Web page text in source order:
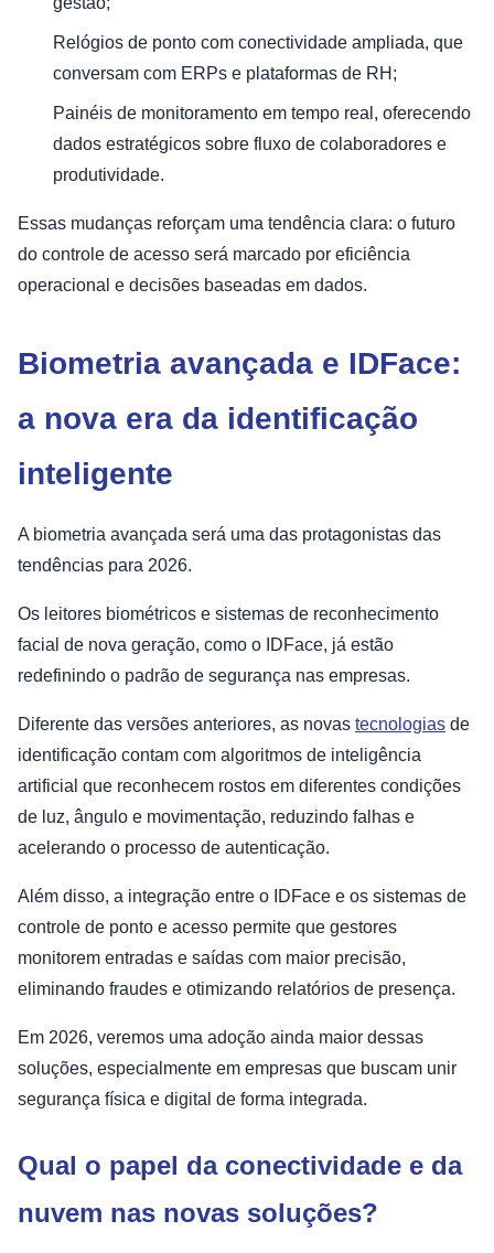
Relógios de ponto com conectividade ampliada, que
conversam com ERPs e plataformas de RH;
Painéis de monitoramento em tempo real, oferecendo
dados estratégicos sobre fluxo de colaboradores e
produtividade.
Essas mudanças reforçam uma tendência clara: o futuro
do controle de acesso será marcado por eficiência
operacional e decisões baseadas em dados.
Biometria avançada e IDFace:
a nova era da identificação
inteligente
A biometria avançada será uma das protagonistas das
tendências para 2026.
Os leitores biométricos e sistemas de reconhecimento
facial de nova geração, como o IDFace, já estão
redefinindo o padrão de segurança nas empresas.
Diferente das versões anteriores, as novas tecnologias de
identificação contam com algoritmos de inteligência
artificial que reconhecem rostos em diferentes condições
de luz, ângulo e movimentação, reduzindo falhas e
acelerando o processo de autenticação.
Além disso, a integração entre o IDFace e os sistemas de
controle de ponto e acesso permite que gestores
monitorem entradas e saídas com maior precisão,
eliminando fraudes e otimizando relatórios de presença.
Em 2026, veremos uma adoção ainda maior dessas
soluções, especialmente em empresas que buscam unir
segurança física e digital de forma integrada.
Qual o papel da conectividade e da
nuvem nas novas soluções?